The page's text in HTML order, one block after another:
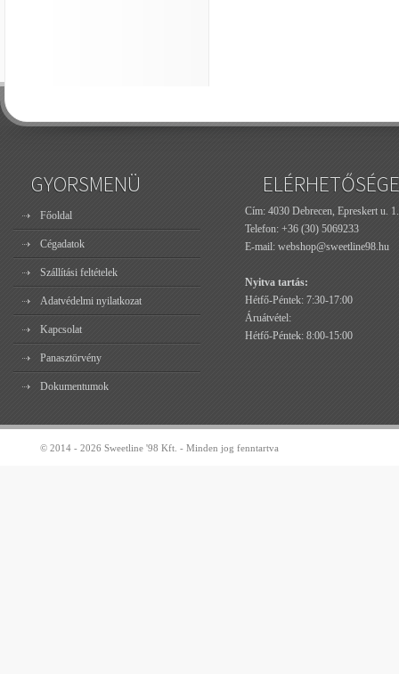
GYORSMENÜ
Főoldal
Cégadatok
Szállítási feltételek
Adatvédelmi nyilatkozat
Kapcsolat
Panasztörvény
Dokumentumok
Cím: 4030 Debrecen, Epreskert u. 1.
Telefon: +36 (30) 5069233
E-mail: webshop@sweetline98.hu
Nyitva tartás:
Hétfő-Péntek: 7:30-17:00
Áruátvétel:
Hétfő-Péntek: 8:00-15:00
© 2014 - 2026 Sweetline '98 Kft. - Minden jog fenntartva